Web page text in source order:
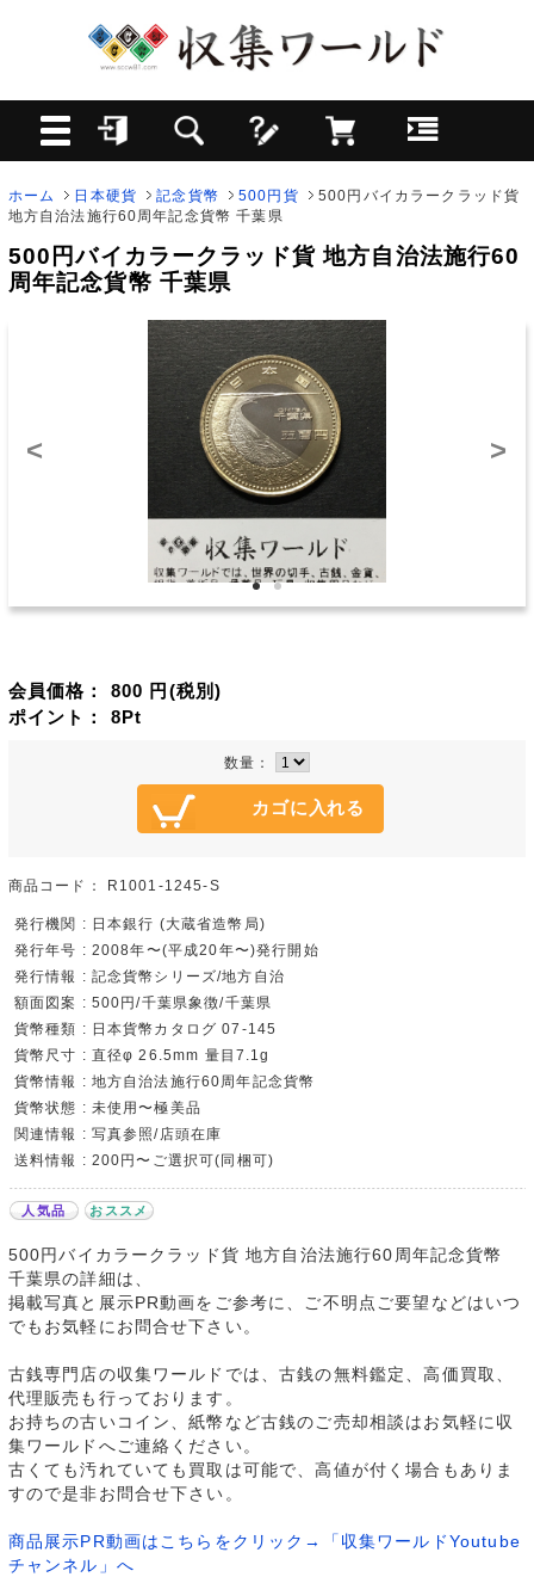
ホーム 日本硬貨 記念貨幣 500円貨
500円バイカラークラッド貨
地方自治法施行60周年記念貨幣 千葉県
500円バイカラークラッド貨 地方自治法施行60
周年記念貨幣 千葉県
< >
会員価格： 800 円(税別)
ポイント： 8Pt
数量：
商品コード： R1001-1245-S
発行機関 : 日本銀行 (大蔵省造幣局)
発行年号 : 2008年〜(平成20年〜)発行開始
発行情報 : 記念貨幣シリーズ/地方自治
額面図案 : 500円/千葉県象徴/千葉県
貨幣種類 : 日本貨幣カタログ 07-145
貨幣尺寸 : 直径φ 26.5mm 量目7.1g
貨幣情報 : 地方自治法施行60周年記念貨幣
貨幣状態 : 未使用〜極美品
関連情報 : 写真参照/店頭在庫
送料情報 : 200円〜ご選択可(同梱可)
人気品 おススメ
500円バイカラークラッド貨 地方自治法施行60周年記念貨幣
千葉県の詳細は、
掲載写真と展示PR動画をご参考に、ご不明点ご要望などはいつ
でもお気軽にお問合せ下さい。
古銭専門店の収集ワールドでは、古銭の無料鑑定、高価買取、
代理販売も行っております。
お持ちの古いコイン、紙幣など古銭のご売却相談はお気軽に収
集ワールドへご連絡ください。
古くても汚れていても買取は可能で、高値が付く場合もありま
すので是非お問合せ下さい。
商品展示PR動画はこちらをクリック→「収集ワールドYoutube
チャンネル」へ